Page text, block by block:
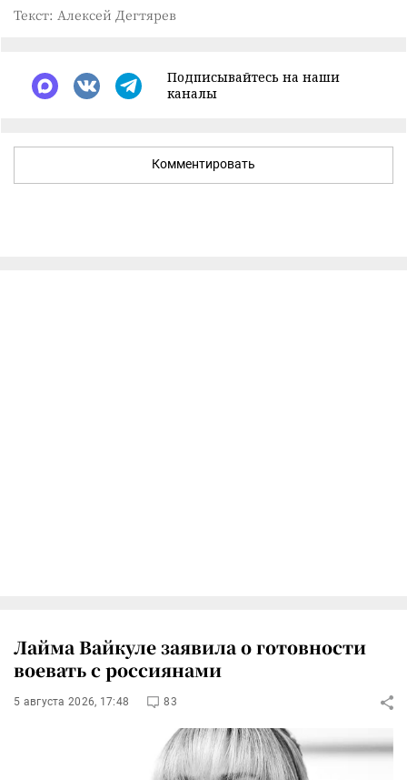
Текст: Алексей Дегтярев
Подписывайтесь на наши
каналы
Комментировать
Лайма Вайкуле заявила о готовности
воевать с россиянами
5 августа 2026, 17:48 83